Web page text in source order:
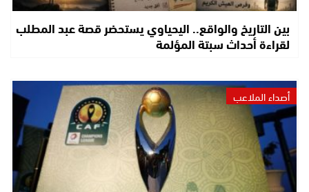
بين التاريخ والواقع.. اليحياوي يستحضر قصة عبد المطلب
لقراءة أحداث سبتة المؤلمة
أصداء الملاعب